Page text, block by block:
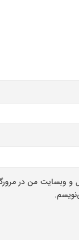
و وبسایت من در